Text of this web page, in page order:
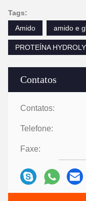
Contatos
Contatos:
Telefone:
Faxe:
Tags:
Amido
amido e
PROTEÍNA